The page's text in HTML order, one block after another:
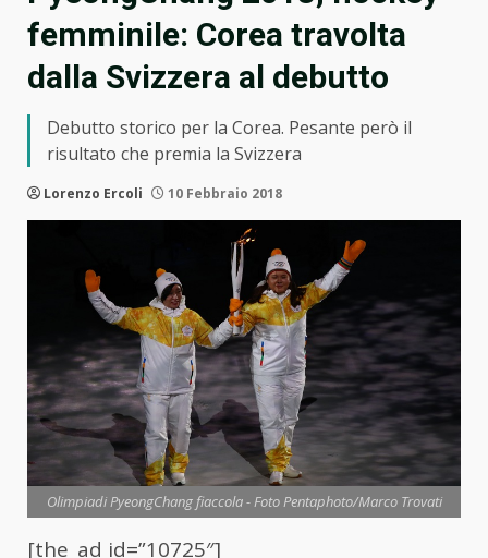
femminile: Corea travolta
dalla Svizzera al debutto
Debutto storico per la Corea. Pesante però il
risultato che premia la Svizzera
Lorenzo Ercoli 10 Febbraio 2018
Olimpiadi PyeongChang fiaccola - Foto Pentaphoto/Marco Trovati
[the_ad id=”10725″]